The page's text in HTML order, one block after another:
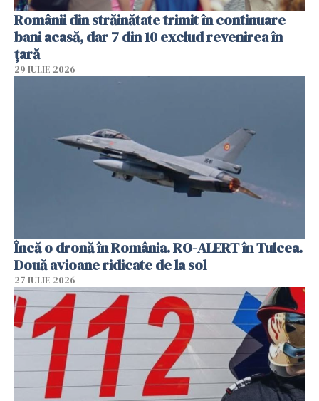
Românii din străinătate trimit în continuare
bani acasă, dar 7 din 10 exclud revenirea în
țară
29 IULIE 2026
Încă o dronă în România. RO-ALERT în Tulcea.
Două avioane ridicate de la sol
27 IULIE 2026